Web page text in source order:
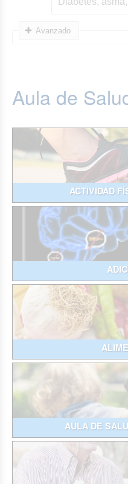
Avanzado
Aula de
ACTIVIDAD
AULA DE